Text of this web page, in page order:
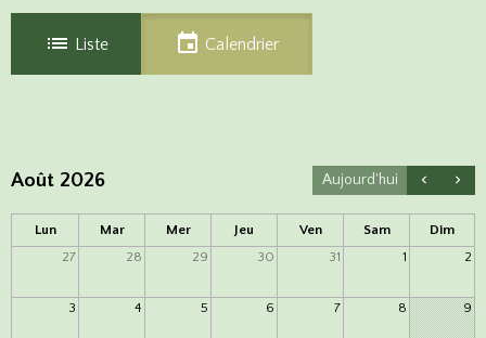
Liste Calendrier
Août 2026 Aujourd'hui
Lun Mar Mer Jeu Ven Sam
Dim
27
28 29 30 31 1 2
3 4 5 6 7 8 9